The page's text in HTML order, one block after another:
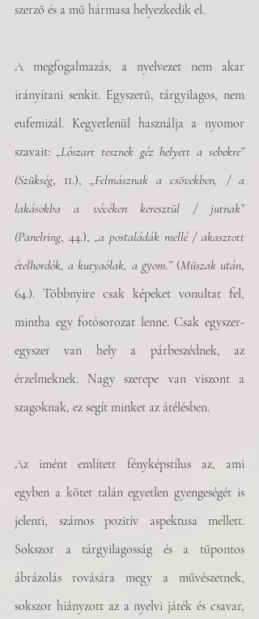
szerző és a mű hármasa helyezkedik el.
A megfogalmazás, a nyelvezet nem akar
irányítani senkit. Egyszerű, tárgyilagos, nem
eufemizál. Kegyetlenül használja a nyomor
szavait: „Lószart tesznek géz helyett a sebekre”
(Szükség, 11.), „Felmásznak a csövekben, / a
lakásokba a vécéken keresztül / jutnak”
(Panelring, 44.), „a postaládák mellé / akasztott
ételhordók, a kutyaólak, a gyom.” (Műszak után,
64.). Többnyire csak képeket vonultat fel,
mintha egy fotósorozat lenne. Csak egyszer-
egyszer van hely a párbeszédnek, az
érzelmeknek. Nagy szerepe van viszont a
szagoknak, ez segít minket az átélésben.
Az imént említett fényképstílus az, ami
egyben a kötet talán egyetlen gyengeségét is
jelenti, számos pozitív aspektusa mellett.
Sokszor a tárgyilagosság és a tűpontos
ábrázolás rovására megy a művészetnek,
sokszor hiányzott az a nyelvi játék és csavar,